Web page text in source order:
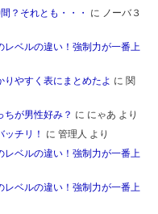
？それとも・・・
に ノーバ３
レベルの違い！強制力が一番上
やすく表にまとめたよ に関
ちが男性好み？ に にゃあ より
チリ！
に管理人 より
レベルの違い！強制力が一番上
レベルの違い！強制力が一番上